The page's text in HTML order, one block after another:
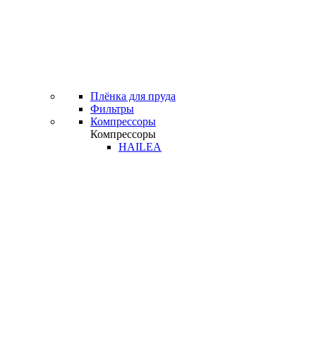
Плёнка для пруда
Фильтры
Компрессоры
Компрессоры
HAILEA